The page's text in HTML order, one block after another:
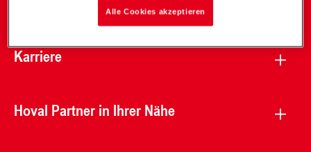
Karriere
Hoval Partner in Ihrer Nähe
Alle Cookies akzeptieren